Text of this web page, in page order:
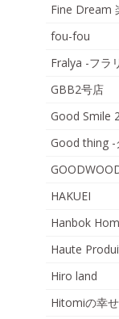
Fine Dream
fou-fou
Fralya -フラ
GBB2号店
Good Smile
Good thing -
HAKUEI
Hanbok
Haute
Hiro land
Hitomiの幸